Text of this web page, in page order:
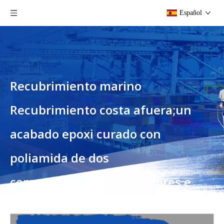
Español
Recubrimiento marino
Recubrimiento costa afuera;un
acabado epoxi curado con
poliamida de dos
componentes;para Exteriores e